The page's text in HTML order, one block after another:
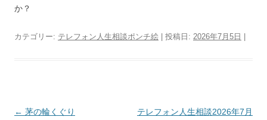
か？
カテゴリー: テレフォン人生相談ポンチ絵 | 投稿日: 2026年7月5日
投
← 茅の輪くぐり
テレフォン人生相談2026年7月